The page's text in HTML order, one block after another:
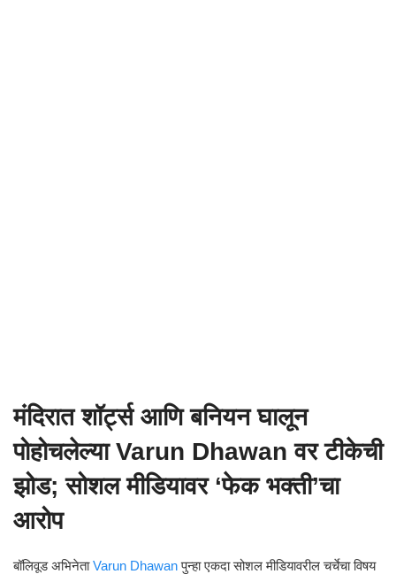
मंदिरात शॉर्ट्स आणि बनियन घालून
पोहोचलेल्याVarun Dhawanवर टीकेची
झोड; सोशल मीडियावर ‘फेक भक्ती’चा
आरोप
बॉलिवूड अभिनेताVarun Dhawanपुन्हा एकदा सोशल मीडियावरील चर्चेचा विषय